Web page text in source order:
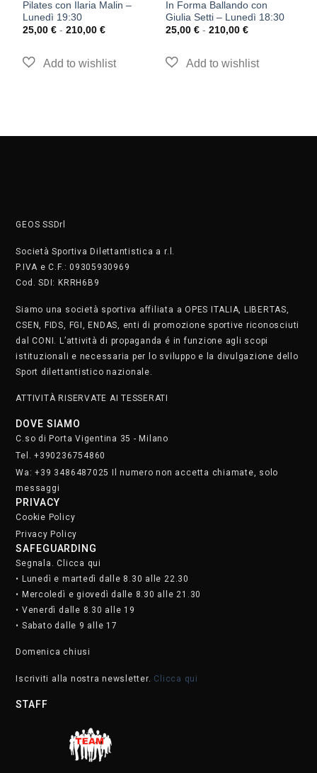
Pilates con Ilaria Malin –
Lunedì 19:30
25,00€ - 210,00€
In Forma Ballando con
Giulia Setti – Lunedì 18:30
25,00 € - 210,00 €
GEOS SSDrl
Società Sportiva Dilettantistica a r.l.
P.IVA e C.F.: 09305930969
Cod. SDI: KRRH6B9
Siamo una società sportiva affiliata a OPES ITALIA, LIBERTAS,
CSEN, FIDS, FGI, ENDAS, enti di promozione sportive riconosciuti
dal CONI. L’attività di propaganda é in funzione agli scopi
istituzionali e necessaria per lo sviluppo e la divulgazione dello
Sport dilettantistico nazionale.
ATTIVITÀ RISERVATE AI TESSERATI
DOVE SIAMO
C.so di Porta Vigentina 35 - Milano
Tel. +390236754860
Wa: +39 3486487025 Il numero non accetta chiamate, solo
messaggi
PRIVACY
Cookie Policy
Privacy Policy
SAFEGUARDING
Segnala. Clicca qui
• Lunedì e martedì dalle 8.30 alle 22.30
• Mercoledì e giovedì dalle 8.30 alle 21.30
• Venerdì dalle 8.30 alle 19
• Sabato dalle 9 alle 17
Domenica chiusi
Iscriviti alla nostra newsletter. Clicca qui
STAFF